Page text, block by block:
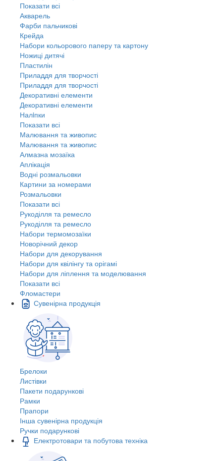
Показати всі
Акварель
Фарби пальчикові
Крейда
Набори кольорового паперу та картону
Ножиці дитячі
Пластилін
Приладдя для творчості
Приладдя для творчості
Декоративні елементи
Декоративні елементи
Налiпки
Показати всі
Малювання та живопис
Малювання та живопис
Алмазна мозаїка
Аплікація
Водні розмальовки
Картини за номерами
Розмальовки
Показати всі
Рукоділля та ремесло
Рукоділля та ремесло
Набори термомозаїки
Новорічний декор
Набори для декорування
Набори для квілінгу та орігамі
Набори для ліплення та моделювання
Показати всі
Фломастери
Сувенірна продукція
Брелоки
Листівки
Пакети подарункові
Рамки
Прапори
Інша сувенірна продукція
Ручки подарункові
Електротовари та побутова техніка